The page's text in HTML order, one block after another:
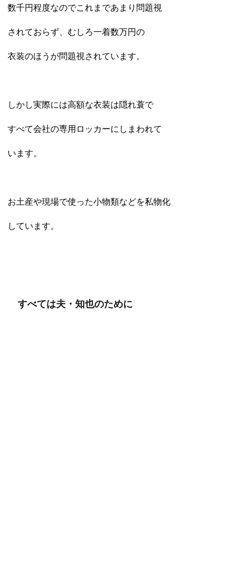
数千円程度なのでこれまであまり問題視
されておらず、むしろ一着数万円の
衣装のほうが問題視されています。
しかし実際には高額な衣装は隠れ蓑で
すべて会社の専用ロッカーにしまわれて
います。
お土産や現場で使った小物類などを私物化
しています。
すべては夫・知也のために